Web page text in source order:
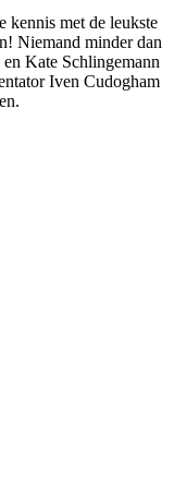
kennis met de leukste
Niemand minder dan
Kate Schlingemann
Iven Cudogham